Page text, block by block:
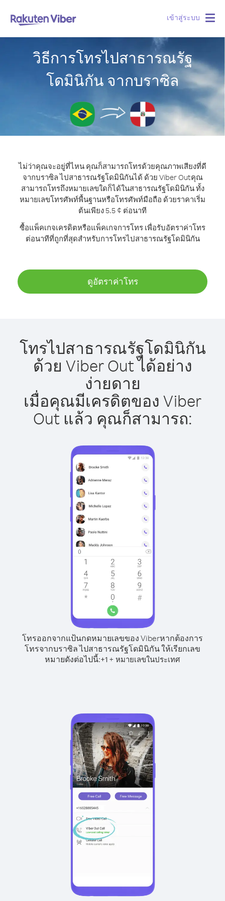
เข้าสู่ระบบ
วิธีการโทรไปสาธารณรัฐ
โดมินิกัน จากบราซิล
ไม่ว่าคุณจะอยู่ที่ไหน คุณก็สามารถโทรด้วยคุณภาพเสียงที่ดี
จากบราซิล ไปสาธารณรัฐโดมินิกันได้ ด้วย Viber Outคุณ
สามารถโทรถึงหมายเลขใดก็ได้ในสาธารณรัฐโดมินิกัน ทั้ง
หมายเลขโทรศัพท์พื้นฐานหรือโทรศัพท์มือถือ ด้วยราคาเริ่ม
ต้นเพียง 5.5 ¢ ต่อนาที
ซื้อแพ็คเกจเครดิตหรือแพ็คเกจการโทร เพื่อรับอัตราค่าโทร
ต่อนาทีที่ถูกที่สุดสำหรับการโทรไปสาธารณรัฐโดมินิกัน
ดูอัตราค่าโทร
โทรไปสาธารณรัฐโดมินิกัน
ด้วย Viber Out ได้อย่าง
ง่ายดาย
เมื่อคุณมีเครดิตของ Viber
Out แล้ว คุณก็สามารถ:
โทรออกจากแป้นกดหมายเลขของ Viberหากต้องการ
โทรจากบราซิล ไปสาธารณรัฐโดมินิกัน ให้เรียกเลข
หมายดังต่อไปนี้:+1 + หมายเลขในประเทศ